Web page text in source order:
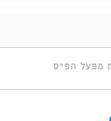
מפעל הפיס